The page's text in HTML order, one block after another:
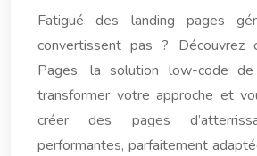
Fatigué des landing pages
convertissent pas ? Découvrez
Pages, la solution low-code
transformer votre approche et
créer des pages
performantes, parfaitement